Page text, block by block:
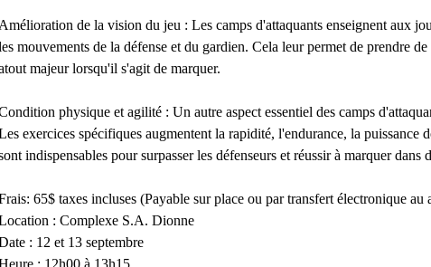
Amélioration de la vision du jeu : Les camps d'attaquants enseignent aux
mouvements de la défense et du gardien. Cela leur permet de prendre
majeur lorsqu'il s'agit de marquer.
physique et agilité : Un autre aspect essentiel des camps
exercices spécifiques augmentent la rapidité, l'endurance, la puissance
indispensables pour surpasser les défenseurs et réussir à marquer dans
65$ taxes incluses (Payable sur place ou par transfert électronique
: Complexe S.A. Dionne
: 12 et 13 septembre